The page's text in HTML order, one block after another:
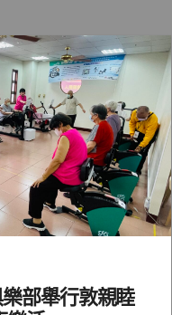
部舉行敦親睦